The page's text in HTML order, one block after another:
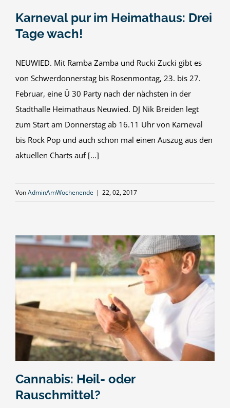
Karneval pur im Heimathaus: Drei
Tage wach!
NEUWIED. Mit Ramba Zamba und Rucki Zucki gibt es
von Schwerdonnerstag bis Rosenmontag, 23. bis 27.
Februar, eine Ü 30 Party nach der nächsten in der
Stadthalle Heimathaus Neuwied. DJ Nik Breiden legt
zum Start am Donnerstag ab 16.11 Uhr von Karneval
bis Rock Pop und auch schon mal einen Auszug aus den
aktuellen Charts auf [...]
VonAdminAmWochenende | 22, 02, 2017
Cannabis: Heil- oder
Rauschmittel?